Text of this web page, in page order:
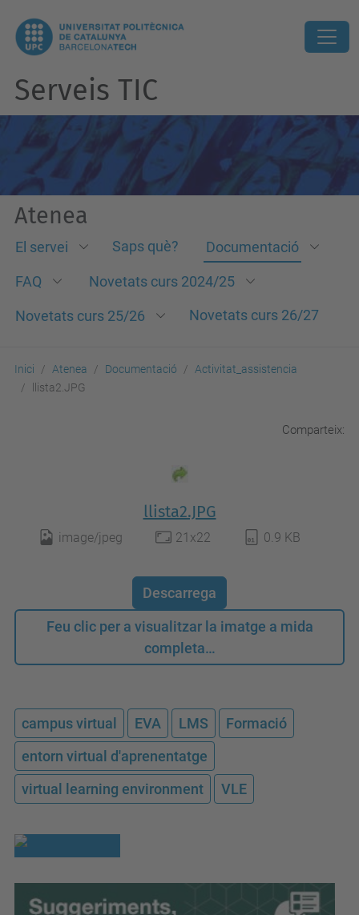
Serveis TIC
Atenea
El servei Saps què? Documentació
FAQ Novetats curs 2024/25
Novetats curs 25/26 Novetats curs 26/27
Inici Atenea Documentació
Activitat_assistencia
llista2.JPG
Comparteix:
llista2.JPG
image/jpeg 21x22 0.9 KB
Descarrega
Feu clic per a visualitzar la imatge a mida
completa…
campus virtual EVA LMS
Formació
entorn virtual d'aprenentatge
virtual learning environment
VLE